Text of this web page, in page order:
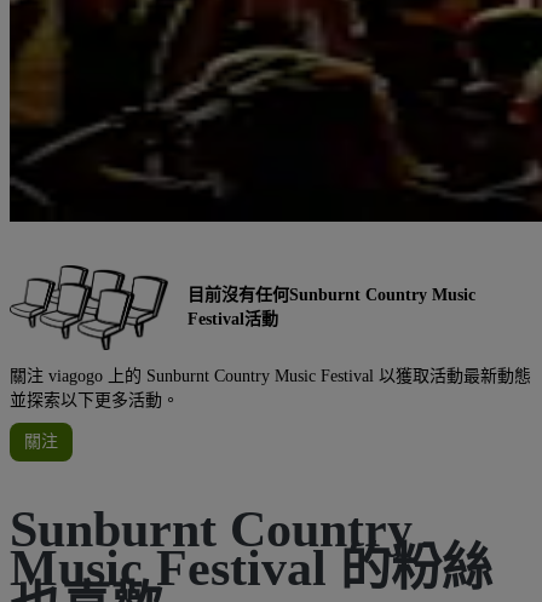
目前沒有任何Sunburnt Country Music
Festival活動
關注 viagogo 上的 Sunburnt Country Music Festival 以獲取活動最新動態
並探索以下更多活動。
關注
Sunburnt Country
Music Festival 的粉絲